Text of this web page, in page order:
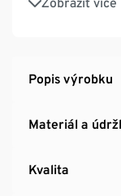
Popis výrobku
Materiál a
Kvalita